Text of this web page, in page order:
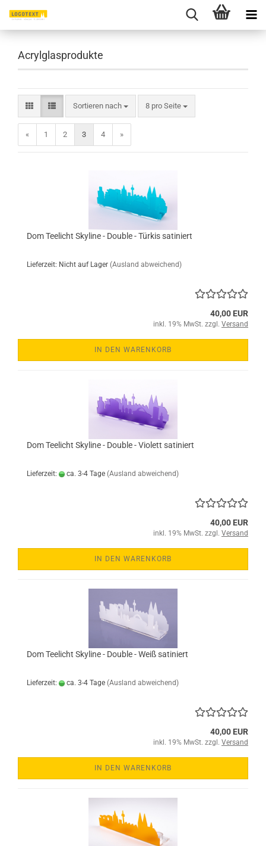
Acrylglasprodukte
Sortieren nach
Sortieren nach 8 pro Seite
pro Seite
« 1 2 3 4 »
Dom Teelicht Skyline - Double - Türkis satiniert
Lieferzeit: Nicht auf Lager (Ausland abweichend)
40,00 EUR
inkl. 19% MwSt. zzgl. Versand
IN DEN WARENKORB
Dom Teelicht Skyline - Double - Violett satiniert
Lieferzeit: ca. 3-4 Tage (Ausland abweichend)
40,00 EUR
inkl. 19% MwSt. zzgl. Versand
IN DEN WARENKORB
Dom Teelicht Skyline - Double - Weiß satiniert
Lieferzeit: ca. 3-4 Tage (Ausland abweichend)
40,00 EUR
inkl. 19% MwSt. zzgl. Versand
IN DEN WARENKORB